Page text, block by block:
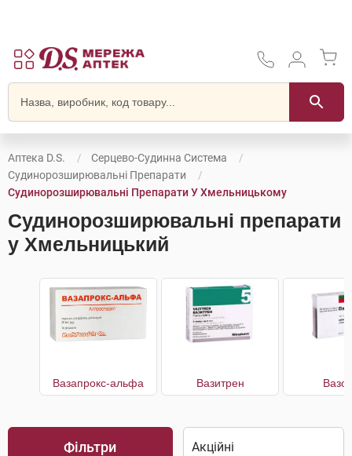
Аптека D.S.
Серцево-Судинна Система
Судинорозширювальні Препарати
Судинорозширювальні Препарати У Хмельницькому
Судинорозширювальні препарати
у Хмельницький
Вазапрокс-альфа Вазитрен
Фільтри